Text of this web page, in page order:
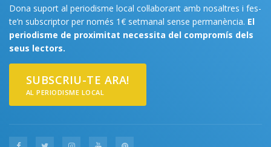
Dona suport al periodisme local col·laborant amb nosaltres i fes-
te’n subscriptor per només 1€ setmanal sense permanència. El
periodisme de proximitat necessita del compromís dels
seus lectors.
SUBSCRIU-TE ARA!
AL PERIODISME LOCAL